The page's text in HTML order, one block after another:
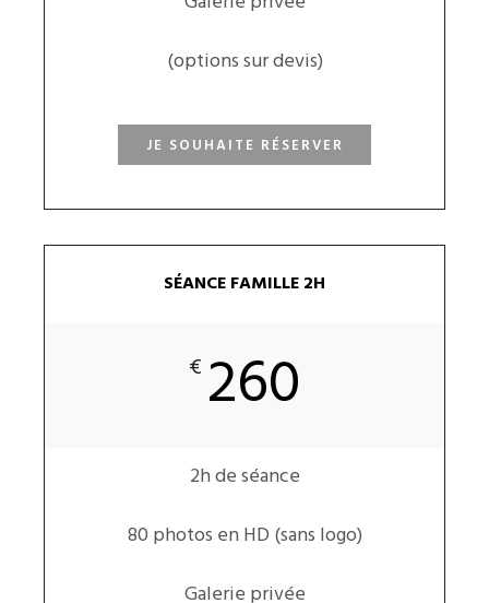
(options sur devis)
JE SOUHAITE RÉSERVER
SÉANCE FAMILLE 2H
€ 260
2h de séance
80 photos en HD (sans logo)
Galerie privée